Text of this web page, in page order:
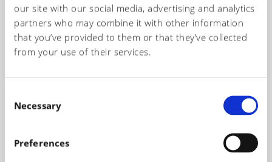
our site with our social media, advertising and analytics
partners who may combine it with other information
that you’ve provided to them or that they’ve collected
from your use of their services.
Necessary
Preferences
Richiesta informazioni
I nostri tecnici sono a vostra disposizione per fornirvi le
Nominativo*